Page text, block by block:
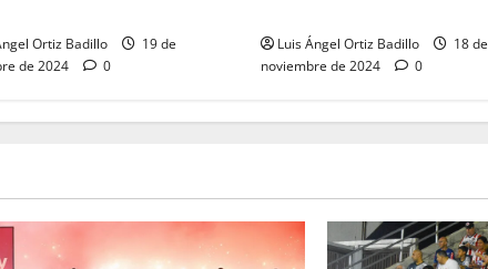
Ortiz Badillo
19 de
de 2024
0
Luis Ángel Ortiz Badillo
18 de
noviembre de 2024
0